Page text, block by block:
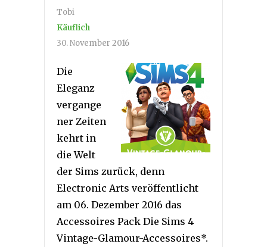
Tobi
Käuflich
30. November 2016
Die
Eleganz
vergange
ner Zeiten
kehrt in
die Welt
der Sims zurück, denn
Electronic Arts veröffentlicht
am 06. Dezember 2016 das
Accessoires Pack Die Sims 4
Vintage-Glamour-Accessoires*.